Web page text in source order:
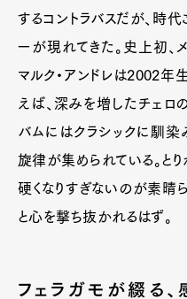
するコントラバスだが、時
ーが現れてきた。史上初、
マルク・アンドレは2002年
えば、深みを増したチェロ
バムにはクラシックに馴
旋律が集められている。と
硬くなりすぎないのが素晴
と心を撃ち抜かれるはず。
フェラガモが綴る